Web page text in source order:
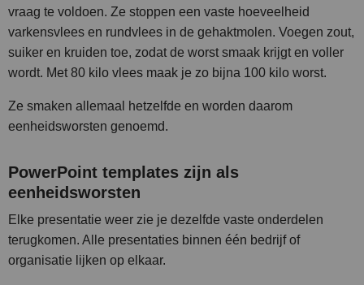
vraag te voldoen. Ze stoppen een vaste hoeveelheid
varkensvlees en rundvlees in de gehaktmolen. Voegen zout,
suiker en kruiden toe, zodat de worst smaak krijgt en voller
wordt. Met 80 kilo vlees maak je zo bijna 100 kilo worst.
Ze smaken allemaal hetzelfde en worden daarom
eenheidsworsten genoemd.
PowerPoint templates zijn als
eenheidsworsten
Elke presentatie weer zie je dezelfde vaste onderdelen
terugkomen. Alle presentaties binnen één bedrijf of
organisatie lijken op elkaar.